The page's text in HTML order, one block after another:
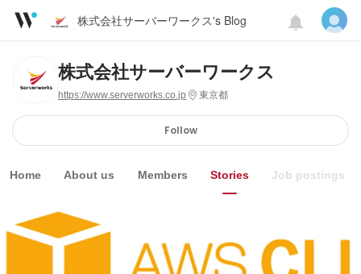
株式会社サーバーワークス's Blog
株式会社サーバーワークス
https://www.serverworks.co.jp 東京都
Follow
Home About us Members Stories Job postings